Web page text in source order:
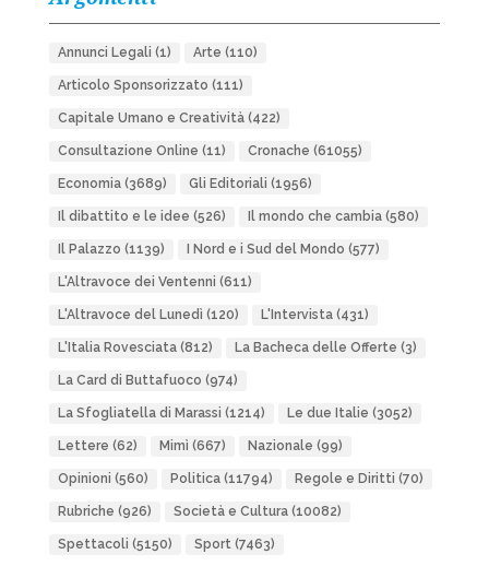
Annunci Legali (1) Arte (110)
Articolo Sponsorizzato (111)
Capitale Umano e Creatività(422)
Consultazione Online (11) Cronache (61055)
Economia(3689) Gli Editoriali (1956)
Il dibattito e le idee (526) Il mondo che cambia(580)
Il Palazzo (1139) I Nord e i Sud del Mondo (577)
L'Altravoce dei Ventenni (611)
L'Altravoce del Lunedì (120) L'Intervista(431)
L'Italia Rovesciata(812) La Bacheca delle Offerte (3)
La Card di Buttafuoco (974)
La Sfogliatella di Marassi (1214) Le due Italie (3052)
Lettere (62) Mimì (667) Nazionale (99)
Opinioni (560) Politica(11794) Regole e Diritti (70)
Rubriche (926) Società e Cultura(10082)
Spettacoli (5150) Sport(7463)